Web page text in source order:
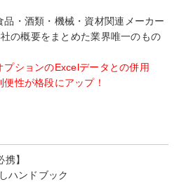
品・酒類・機械・資材関連メーカー
の概要をまとめた業界唯一のもの
プションのExcelデータとの併用
便性が格段にアップ！
】
ハンドブック